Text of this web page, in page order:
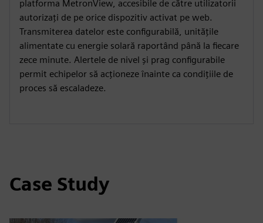
platforma MetronView, accesibile de către utilizatorii
autorizați de pe orice dispozitiv activat pe web.
Transmiterea datelor este configurabilă, unitățile
alimentate cu energie solară raportând până la fiecare
zece minute. Alertele de nivel și prag configurabile
permit echipelor să acționeze înainte ca condițiile de
proces să escaladeze.
Case Study